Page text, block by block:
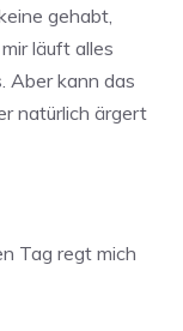
gehabt,
läuft alles
Aber kann das
natürlich ärgert
Tag regt mich